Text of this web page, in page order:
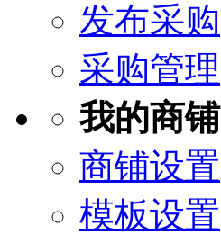
发布采购
采购管理
我的商铺
商铺设置
模板设置